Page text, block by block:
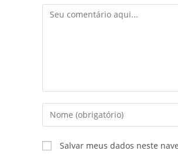
Salvar meus dados neste